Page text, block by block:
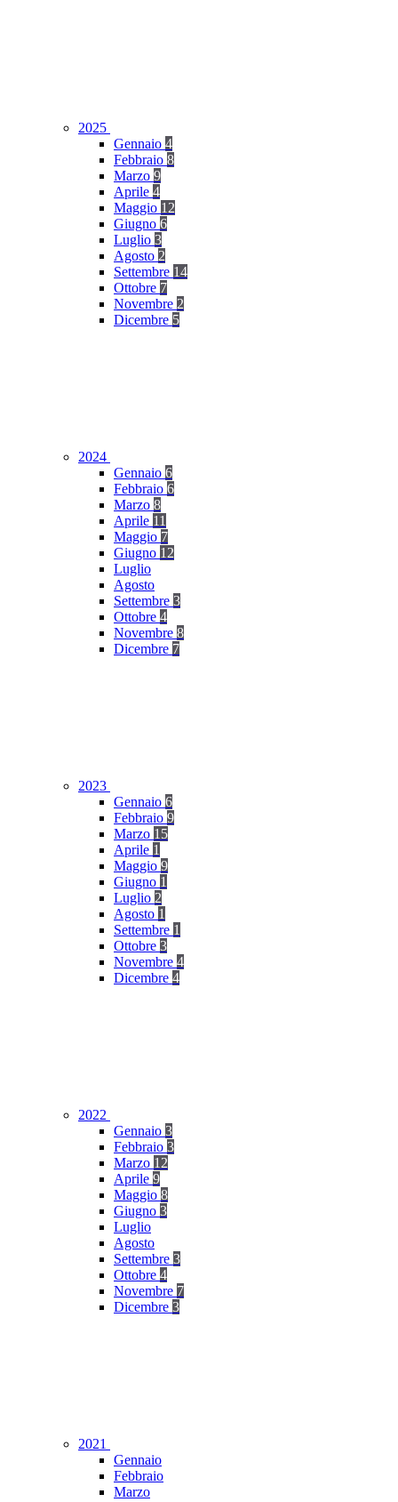
2025
Gennaio 4
Febbraio 8
Marzo 9
Aprile 4
Maggio 12
Giugno 6
Luglio 3
Agosto 2
Settembre 14
Ottobre 7
Novembre 2
Dicembre 5
2024
Gennaio 6
Febbraio 6
Marzo 8
Aprile 11
Maggio 7
Giugno 12
Luglio
Agosto
Settembre 3
Ottobre 4
Novembre 8
Dicembre 7
2023
Gennaio 6
Febbraio 9
Marzo 15
Aprile 1
Maggio 9
Giugno 1
Luglio 2
Agosto 1
Settembre 1
Ottobre 3
Novembre 4
Dicembre 4
2022
Gennaio 3
Febbraio 3
Marzo 12
Aprile 9
Maggio 8
Giugno 3
Luglio
Agosto
Settembre 3
Ottobre 4
Novembre 7
Dicembre 3
2021
Gennaio
Febbraio
Marzo